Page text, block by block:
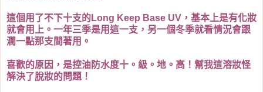
這個用了不下十支的Long Keep Base UV，基本上是有化妝
就會用上。一年三季是用這一支，另一個冬季就看情況會跟
潤一點那支間著用。
喜歡的原因，是控油防水度十。級。地。高！幫我這溶妝怪
解決了脫妝的問題！